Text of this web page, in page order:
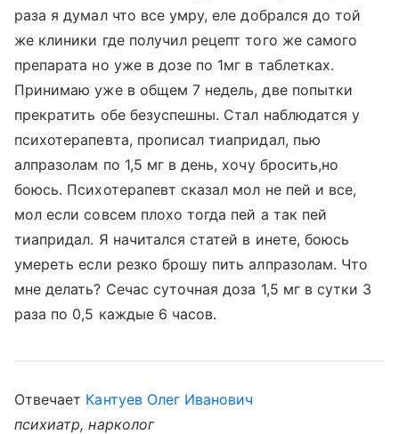
раза я думал что все умру, еле добрался до той
же клиники где получил рецепт того же самого
препарата но уже в дозе по 1мг в таблетках.
Принимаю уже в общем 7 недель, две попытки
прекратить обе безуспешны. Стал наблюдатся у
психотерапевта, прописал тиапридал, пью
алпразолам по 1,5 мг в день, хочу бросить,но
боюсь. Психотерапевт сказал мол не пей и все,
мол если совсем плохо тогда пей а так пей
тиапридал. Я начитался статей в инете, боюсь
умереть если резко брошу пить алпразолам. Что
мне делать? Сечас суточная доза 1,5 мг в сутки 3
раза по 0,5 каждые 6 часов.
Отвечает Кантуев Олег Иванович
психиатр, нарколог